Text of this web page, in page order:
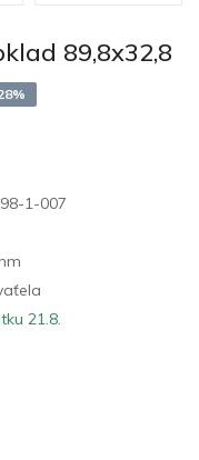
89,8x32,8
1-007
21.8.